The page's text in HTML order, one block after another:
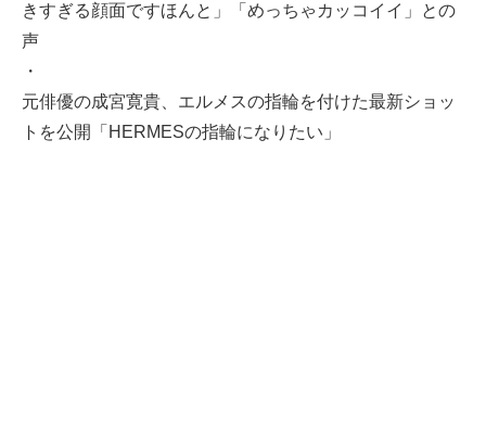
きすぎる顔面ですほんと」「めっちゃカッコイイ」との
声
・
元俳優の成宮寛貴、エルメスの指輪を付けた最新ショッ
トを公開「HERMESの指輪になりたい」